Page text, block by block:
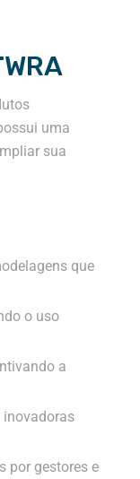
uma
sua
que
o uso
a
por gestores e